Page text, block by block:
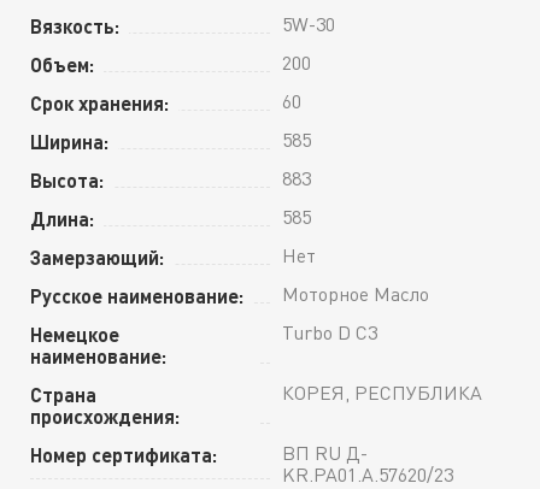
Вязкость: 5W-30
Объем: 200
Срок хранения: 60
Ширина: 585
Высота: 883
Длина: 585
Замерзающий: Нет
Русское наименование: Моторное Масло
Немецкое
наименование:
Turbo D C3
Страна
происхождения:
КОРЕЯ, РЕСПУБЛИКА
Номер сертификата:
ВП RU Д-
KR.РА01.А.57620/23